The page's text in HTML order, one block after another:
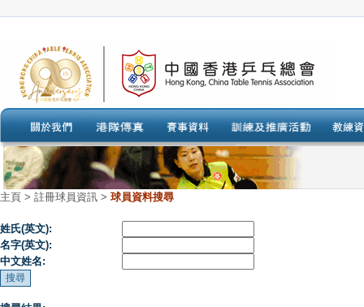
主頁 > 註冊球員資訊 > 球員資料搜尋
姓氏(英文):
名字(英文):
中文姓名: